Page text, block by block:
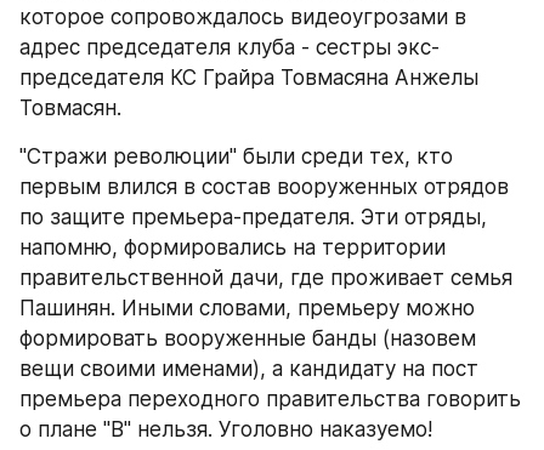
которое сопровождалось видеоугрозами в
адрес председателя клуба - сестры экс-
председателя КС Грайра Товмасяна Анжелы
Товмасян.
"Стражи революции" были среди тех, кто
первым влился в состав вооруженных отрядов
по защите премьера-предателя. Эти отряды,
напомню, формировались на территории
правительственной дачи, где проживает семья
Пашинян. Иными словами, премьеру можно
формировать вооруженные банды (назовем
вещи своими именами), а кандидату на пост
премьера переходного правительства говорить
о плане "В" нельзя. Уголовно наказуемо!